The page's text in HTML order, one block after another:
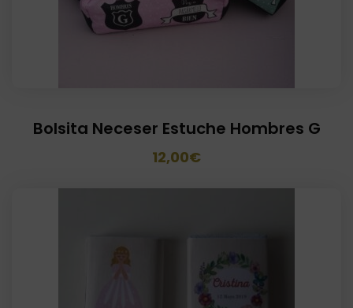
Bolsita Neceser Estuche Hombres G
El
12,00€El
12,00€.